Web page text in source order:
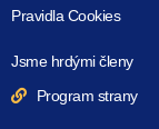
Pravidla Cookies
Jsme hrdými členy
Program strany